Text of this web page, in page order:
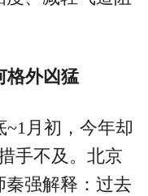
格外凶猛
月初，今年却
手不及。北京
秦强解释：过去